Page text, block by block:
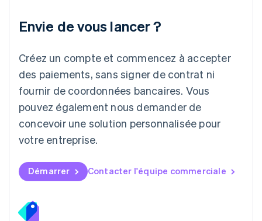
Envie de vous lancer ?
Créez un compte et commencez à accepter
des paiements, sans signer de contrat ni
fournir de coordonnées bancaires. Vous
pouvez également nous demander de
concevoir une solution personnalisée pour
votre entreprise.
Démarrer Contacter l'équipe commerciale
Deutsch English
Luxembourg
FrançaisDeutsch English
Malaisie
English 简体中文
Malte
English
EspañolEnglish
English
Nouvelle-Zélande
Pays-Bas
Nederlands